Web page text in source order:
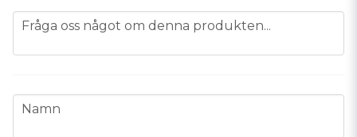
question
Fråga oss något om denna produkten...
name
Namn